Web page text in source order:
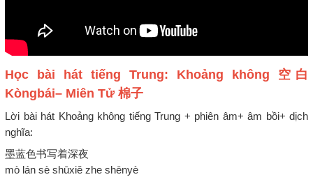
Học bài hát tiếng Trung: Khoảng không 空白
Kòngbái– Miên Tử 棉子
Lời bài hát Khoảng không tiếng Trung + phiên âm+ âm bồi+ dịch
nghĩa:
墨蓝色书写着深夜
mò lán sè shūxiě zhe shēnyè